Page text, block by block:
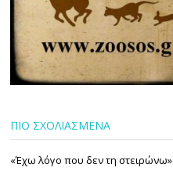
ΠΙΟ ΣΧΟΛΙΑΣΜΕΝΑ
«Έχω λόγο που δεν τη στειρώνω»